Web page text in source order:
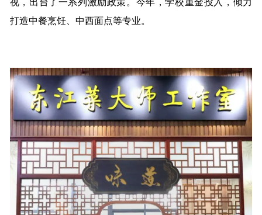
视，出台了一系列激励政策。今年，学校重金投入，倾力
打造中餐烹饪、中西面点等专业。